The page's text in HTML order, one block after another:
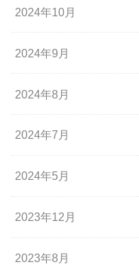
2024年10月
2024年9月
2024年8月
2024年7月
2024年5月
2023年12月
2023年8月